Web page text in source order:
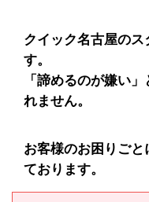
クイック名古屋の
す。
「諦めるのが嫌い
れません。
お客様のお困りご
ております。